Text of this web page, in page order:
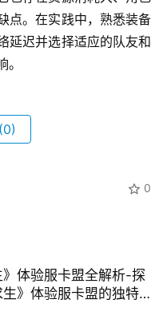
点。在实践中，熟悉装备
延迟并选择适应的队友和
(0)
0
》体验服卡盟全解析-探
》体验服卡盟的独特